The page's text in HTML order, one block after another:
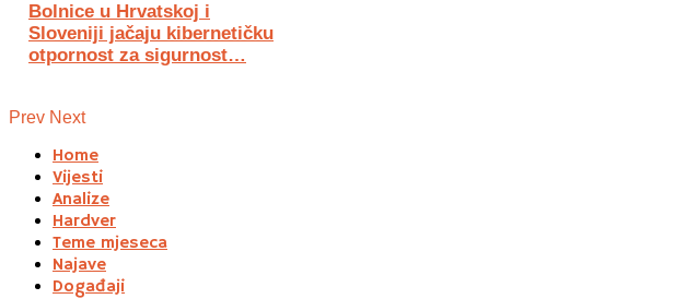
Bolnice u Hrvatskoj i
Sloveniji jačaju kibernetičku
otpornost za sigurnost…
Prev Next
Home
Vijesti
Analize
Hardver
Teme mjeseca
Najave
Događaji